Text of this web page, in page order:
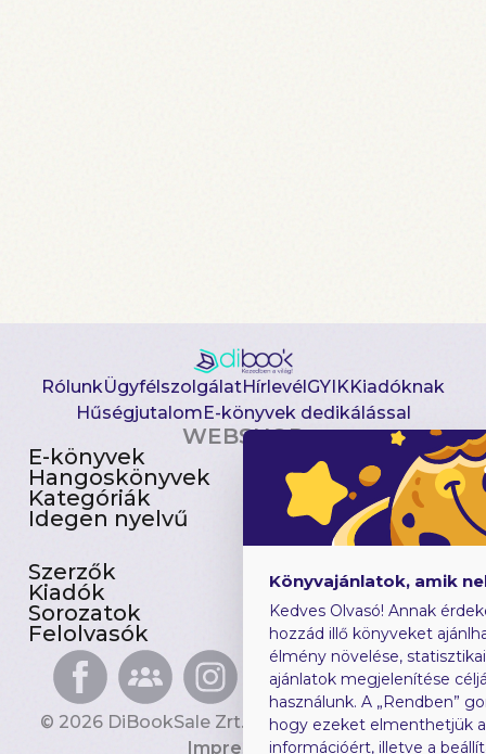
RólunkÜgyfélszolgálatHírlevélGYIKKiadóknak
HűségjutalomE-könyvek dedikálással
WEBSHOP
E-könyvek
Hangoskönyvek
Kategóriák
Idegen nyelvű
Csomagajánlatok
Akciósak
Előjegyezhetők
Újdonságok
Szerzők
Kiadók
Sorozatok
Felolvasók
Gyerekkönyvek
Heti toplista
Ajándékutalvány
Blog
© 2026 DiBookSale Zrt. Minden jog fenntartva.
Impresszum
Könyvajánlatok, amik
Kedves Olvasó! Annak
hozzád illő könyveket
élmény növelése,
ajánlatok megjelenítése
használunk. A „Rendben”
hogy ezeket elmenthetjük
információért, illetve a